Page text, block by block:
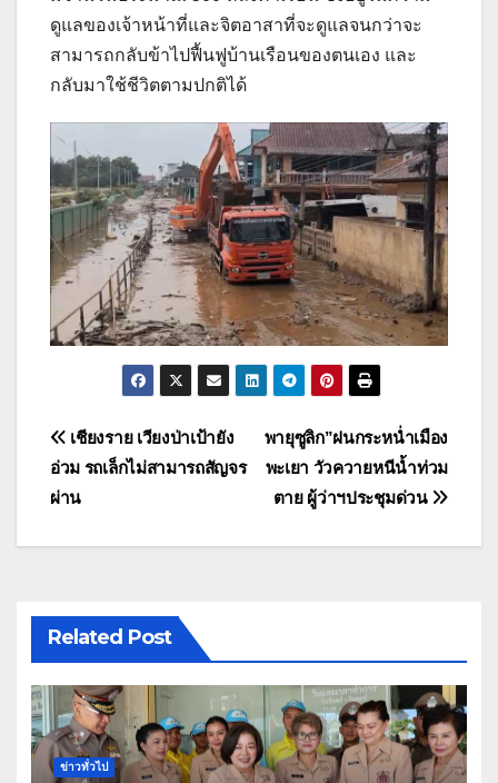
ดูแลของเจ้าหน้าที่และจิตอาสาที่จะดูแลจนกว่าจะ
สามารถกลับข้าไปฟื้นฟูบ้านเรือนของตนเอง และ
กลับมาใช้ชีวิตตามปกติได้
แนะแนว
เรื่อง
พายุซูลิก”ฝนกระหน่ำเมือง
พะเยา วัวควายหนีน้ำท่วม
ตาย ผู้ว่าฯประชุมด่วน
เชียงราย เวียงป่าเป้ายัง
อ่วม รถเล็กไม่สามารถสัญจร
ผ่าน
Related Post
ข่าวทั่วไป